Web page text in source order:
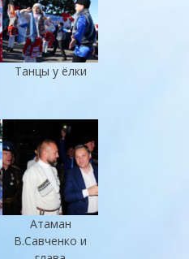
Танцы у ёлки
Атаман
В.Савченко и